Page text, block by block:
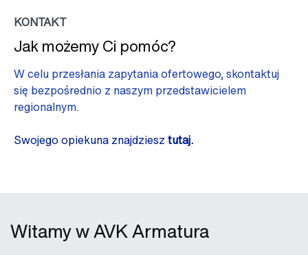
KONTAKT
Jak możemy Ci pomóc?
W celu przesłania zapytania ofertowego, skontaktuj
się bezpośrednio z naszym przedstawicielem
regionalnym.
Swojego opiekuna znajdziesz tutaj.
Witamy w AVK Armatura